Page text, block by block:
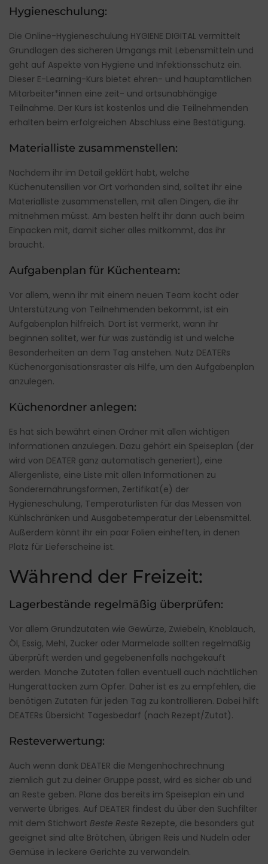
Hygieneschulung:
Die Online-Hygieneschulung HYGIENE DIGITAL vermittelt
Grundlagen des sicheren Umgangs mit Lebensmitteln und
geht auf Aspekte von Hygiene und Infektionsschutz ein.
Dieser E-Learning-Kurs bietet ehren- und hauptamtlichen
Mitarbeiter*innen eine zeit- und ortsunabhängige
Teilnahme. Der Kurs ist kostenlos und die Teilnehmenden
erhalten beim erfolgreichen Abschluss eine Bestätigung.
Materialliste zusammenstellen:
Nachdem ihr im Detail geklärt habt, welche
Küchenutensilien vor Ort vorhanden sind, solltet ihr eine
Materialliste zusammenstellen, mit allen Dingen, die ihr
mitnehmen müsst. Am besten helft ihr dann auch beim
Einpacken mit, damit sicher alles mitkommt, das ihr
braucht.
Aufgabenplan für Küchenteam:
Vor allem, wenn ihr mit einem neuen Team kocht oder
Unterstützung von Teilnehmenden bekommt, ist ein
Aufgabenplan hilfreich. Dort ist vermerkt, wann ihr
beginnen solltet, wer für was zuständig ist und welche
Besonderheiten an dem Tag anstehen. Nutz DEATERs
Küchenorganisationsraster als Hilfe, um den Aufgabenplan
anzulegen.
Küchenordner anlegen:
Es hat sich bewährt einen Ordner mit allen wichtigen
Informationen anzulegen. Dazu gehört ein Speiseplan (der
wird von DEATER ganz automatisch generiert), eine
Allergenliste, eine Liste mit allen Informationen zu
Sonderernährungsformen, Zertifikat(e) der
Hygieneschulung, Temperaturlisten für das Messen von
Kühlschränken und Ausgabetemperatur der Lebensmittel.
Außerdem könnt ihr ein paar Folien einheften, in denen
Platz für Lieferscheine ist.
Während der Freizeit:
Lagerbestände regelmäßig überprüfen:
Vor allem Grundzutaten wie Gewürze, Zwiebeln, Knoblauch,
Öl, Essig, Mehl, Zucker oder Marmelade sollten regelmäßig
überprüft werden und gegebenenfalls nachgekauft
werden. Manche Zutaten fallen eventuell auch nächtlichen
Hungerattacken zum Opfer. Daher ist es zu empfehlen, die
benötigen Zutaten für jeden Tag zu kontrollieren. Dabei hilft
DEATERs Übersicht Tagesbedarf (nach Rezept/Zutat).
Resteverwertung:
Auch wenn dank DEATER die Mengenhochrechnung
ziemlich gut zu deiner Gruppe passt, wird es sicher ab und
an Reste geben. Plane das bereits im Speiseplan ein und
verwerte Übriges. Auf DEATER findest du über den Suchfilter
mit dem Stichwort Beste Reste Rezepte, die besonders gut
geeignet sind alte Brötchen, übrigen Reis und Nudeln oder
Gemüse in leckere Gerichte zu verwandeln.